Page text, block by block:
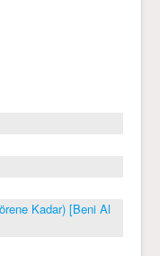
Kadar) [Beni Al